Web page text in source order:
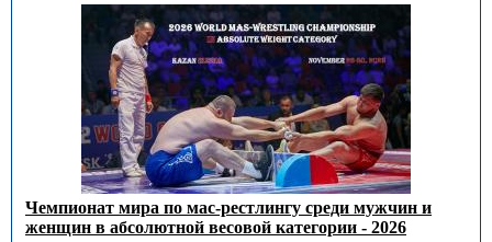
Чемпионат мира по мас-рестлингу среди мужчин и
женщин в абсолютной весовой категории - 2026